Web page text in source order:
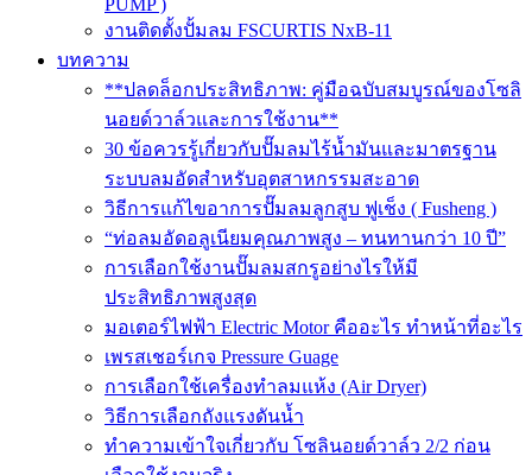
PUMP )
งานติดตั้งปั้มลม FSCURTIS NxB-11
บทความ
**ปลดล็อกประสิทธิภาพ: คู่มือฉบับสมบูรณ์ของโซลิ
นอยด์วาล์วและการใช้งาน**
30 ข้อควรรู้เกี่ยวกับปั๊มลมไร้น้ำมันและมาตรฐาน
ระบบลมอัดสำหรับอุตสาหกรรมสะอาด
วิธีการแก้ไขอาการปั๊มลมลูกสูบ ฟูเช็ง ( Fusheng )
“ท่อลมอัดอลูเนียมคุณภาพสูง – ทนทานกว่า 10 ปี”
การเลือกใช้งานปั๊มลมสกรูอย่างไรให้มี
ประสิทธิภาพสูงสุด
มอเตอร์ไฟฟ้า Electric Motor คืออะไร ทำหน้าที่อะไร
เพรสเชอร์เกจ Pressure Guage
การเลือกใช้เครื่องทำลมแห้ง (Air Dryer)
วิธีการเลือกถังแรงดันน้ำ
ทำความเข้าใจเกี่ยวกับ โซลินอยด์วาล์ว 2/2 ก่อน